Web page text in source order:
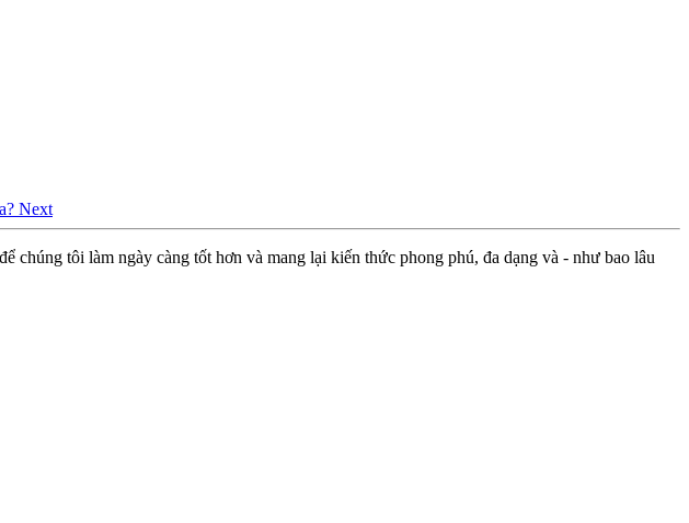
Next
để chúng tôi làm ngày càng tốt hơn và mang lại kiến thức phong phú, đa dạng và - như bao lâu